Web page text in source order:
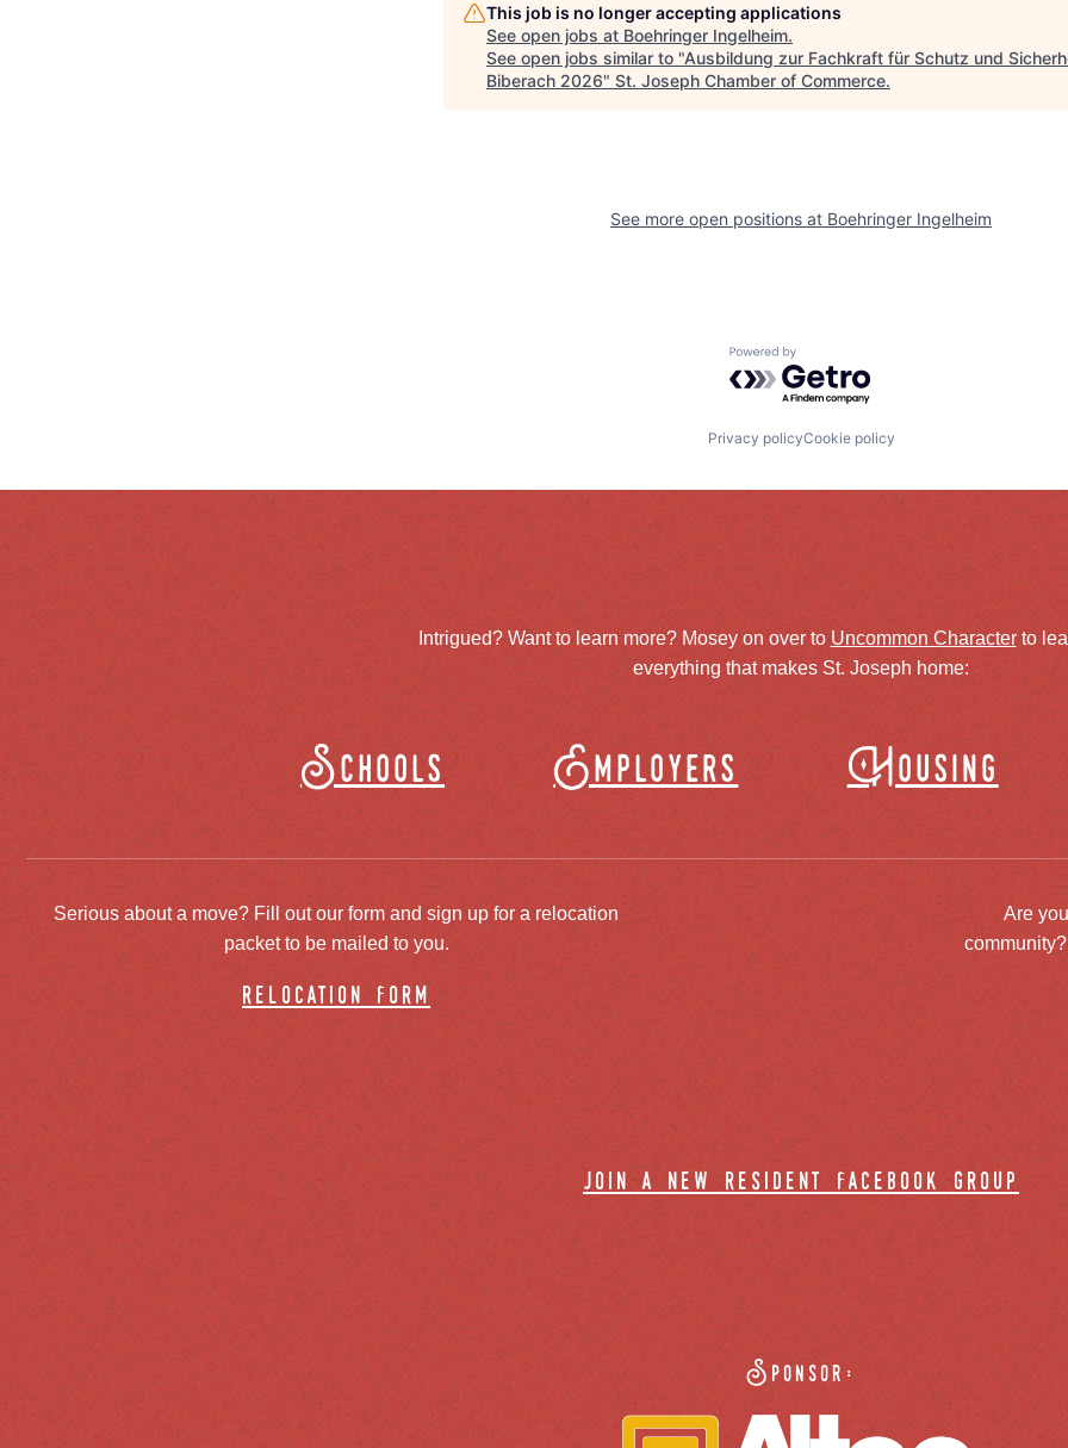
This job is no longer accepting applications
See open jobs at Boehringer Ingelheim.
See open jobs similar to "Ausbildung zur Fachkraft für Schutz und
Biberach 2026" St. Joseph Chamber of Commerce.
See more open positions at Boehringer Ingelheim
Powered by Getro.com
Privacy policyCookie policy
Intrigued? Want to learn more? Mosey on over to Uncommon Characterto
everything that makes St. Joseph home:
Schools Employers Housing
Serious about a move? Fill out our form and sign up for a relocation
packet to be mailed to you.
relocation form
Are
join a new resident facebook group
Sponsor: